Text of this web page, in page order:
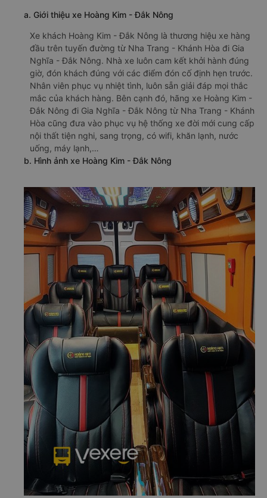
a. Giới thiệu xe Hoàng Kim - Đắk Nông
Xe khách Hoàng Kim - Đắk Nông là thương hiệu xe hàng
đầu trên tuyến đường từ Nha Trang - Khánh Hòa đi Gia
Nghĩa - Đắk Nông. Nhà xe luôn cam kết khởi hành đúng
giờ, đón khách đúng với các điểm đón cố định hẹn trước.
Nhân viên phục vụ nhiệt tình, luôn sẵn giải đáp mọi thắc
mắc của khách hàng. Bên cạnh đó, hãng xe Hoàng Kim -
Đắk Nông đi Gia Nghĩa - Đắk Nông từ Nha Trang - Khánh
Hòa cũng đưa vào phục vụ hệ thống xe đời mới cung cấp
nội thất tiện nghi, sang trọng, có wifi, khăn lạnh, nước
uống, máy lạnh,…
b. Hình ảnh xe Hoàng Kim - Đắk Nông